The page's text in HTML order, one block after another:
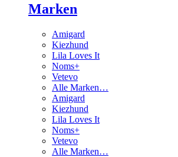
Marken
Amigard
Kiezhund
Lila Loves It
Noms+
Vetevo
Alle Marken…
Amigard
Kiezhund
Lila Loves It
Noms+
Vetevo
Alle Marken…